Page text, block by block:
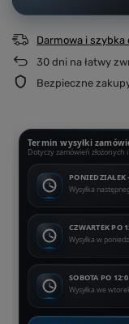
Darmowa i szybka
30 dni na łatwy
Bezpieczne
Termin wysyłki
Dotyczy zamówień
PONIEDZIAŁEK
Wysyłka
CZWARTEK PO
Wysyłka w
SOBOTA PO
Wysyłka we